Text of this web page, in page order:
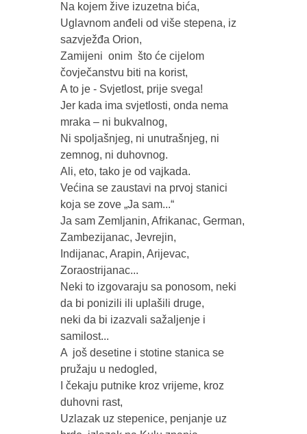
Na kojem žive izuzetna bića,
Uglavnom anđeli od više stepena, iz
sazvježđa Orion,
Zamijeni  onim  što će cijelom
čovječanstvu biti na korist,
A to je - Svjetlost, prije svega!
Jer kada ima svjetlosti, onda nema
mraka – ni bukvalnog,
Ni spoljašnjeg, ni unutrašnjeg, ni
zemnog, ni duhovnog.
Ali, eto, tako je od vajkada.
Većina se zaustavi na prvoj stanici
koja se zove „Ja sam...“
Ja sam Zemljanin, Afrikanac, German,
Zambezijanac, Jevrejin,
Indijanac, Arapin, Arijevac,
Zoraostrijanac...
Neki to izgovaraju sa ponosom, neki
da bi ponizili ili uplašili druge,
neki da bi izazvali sažaljenje i
samilost...
A  još desetine i stotine stanica se
pružaju u nedogled,
I čekaju putnike kroz vrijeme, kroz
duhovni rast,
Uzlazak uz stepenice, penjanje uz